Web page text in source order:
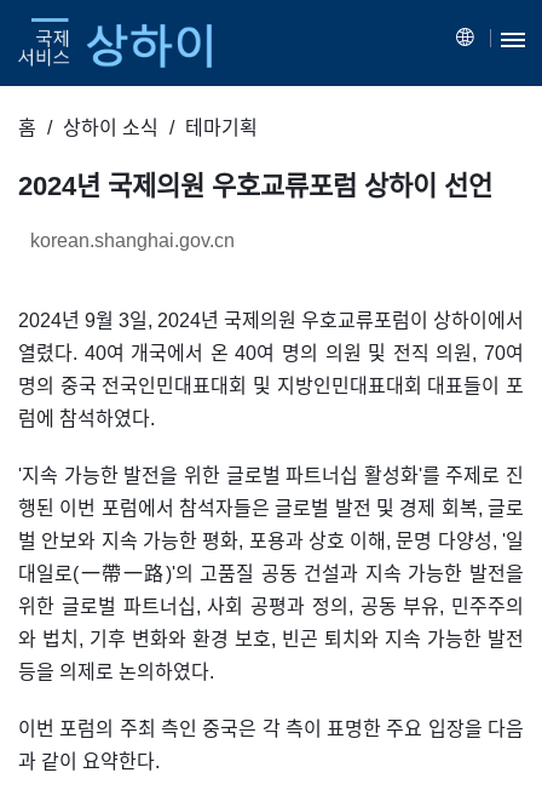
홈 상하이 소식 테마기획
2024년 국제의원 우호교류포럼 상하이 선언
korean.shanghai.gov.cn
2024년 9월 3일, 2024년 국제의원 우호교류포럼이 상하이에서
열렸다. 40여 개국에서 온 40여 명의 의원 및 전직 의원, 70여
명의 중국 전국인민대표대회 및 지방인민대표대회 대표들이 포
럼에 참석하였다.
'지속 가능한 발전을 위한 글로벌 파트너십 활성화'를 주제로 진
행된 이번 포럼에서 참석자들은 글로벌 발전 및 경제 회복, 글로
벌 안보와 지속 가능한 평화, 포용과 상호 이해, 문명 다양성, '일
대일로(一帶一路)'의 고품질 공동 건설과 지속 가능한 발전을
위한 글로벌 파트너십, 사회 공평과 정의, 공동 부유, 민주주의
와 법치, 기후 변화와 환경 보호, 빈곤 퇴치와 지속 가능한 발전
등을 의제로 논의하였다.
이번 포럼의 주최 측인 중국은 각 측이 표명한 주요 입장을 다음
과 같이 요약한다.